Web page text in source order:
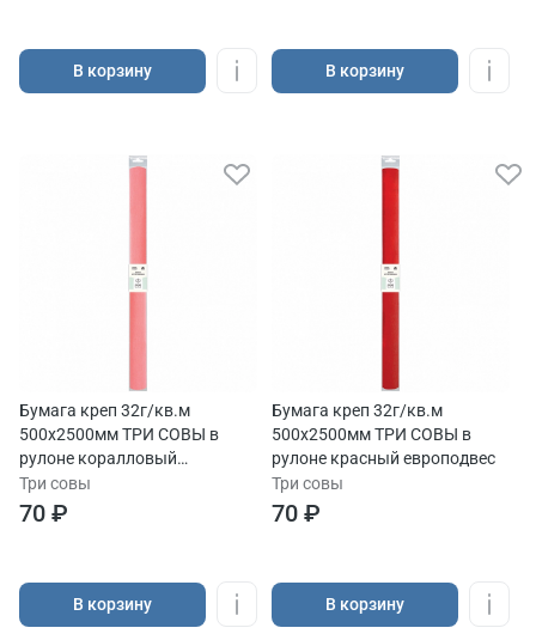
В корзину В корзину
Бумага креп 32г/кв.м
500х2500мм ТРИ СОВЫ в
рулоне коралловый
европодвес
Три совы
70 ₽
В корзину
Бумага креп 32г/кв.м
500х2500мм ТРИ СОВЫ в
рулоне красный европодвес
Три совы
70 ₽
В корзину